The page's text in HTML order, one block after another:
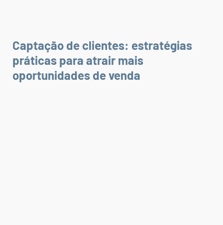
Captação de clientes: estratégias
práticas para atrair mais
oportunidades de venda